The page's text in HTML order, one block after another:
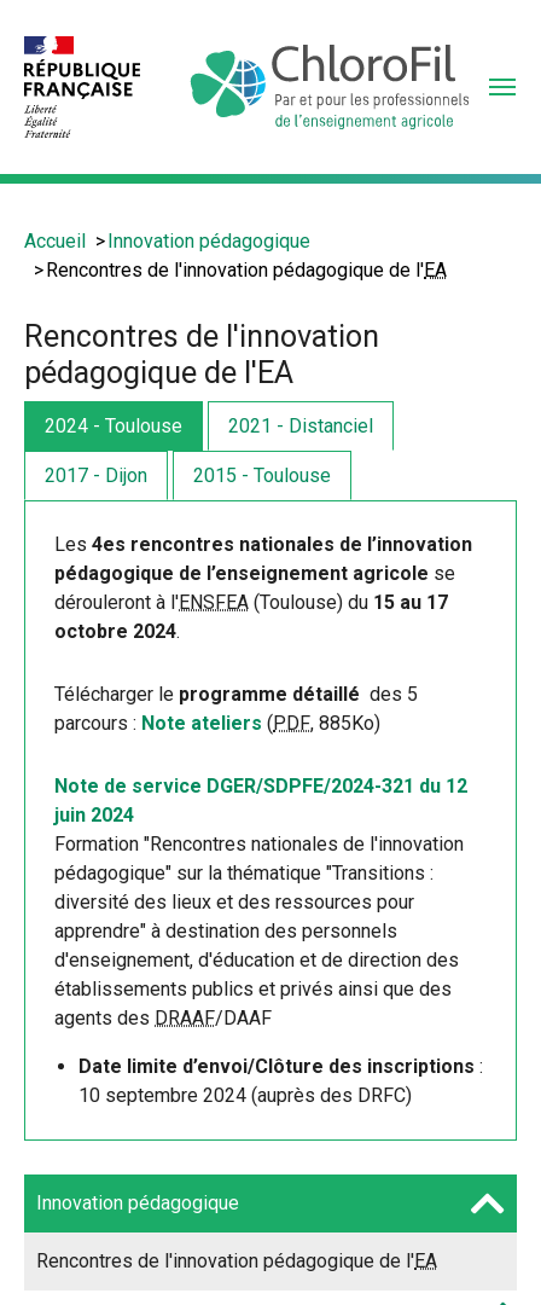
contenu
principal
Vous
êtes
Accueil
Innovation pédagogique
Rencontres de l'innovation pédagogique de l'EA
Rencontres de l'innovation
pédagogique de l'EA
2024 - Toulouse 2021 - Distanciel
2017 - Dijon 2015 - Toulouse
Les 4es rencontres nationales de l’innovation
pédagogique de l’enseignement agricole se
dérouleront à l'ENSFEA (Toulouse) du 15 au 17
octobre 2024.
Télécharger le programme détaillé des 5
parcours : Note ateliers (PDF, 885Ko)
Note de service DGER/SDPFE/2024-321 du 12
juin 2024
Formation "Rencontres nationales de l'innovation
pédagogique" sur la thématique "Transitions :
diversité des lieux et des ressources pour
apprendre" à destination des personnels
d'enseignement, d'éducation et de direction des
établissements publics et privés ainsi que des
agents des DRAAF/DAAF
Date limite d’envoi/Clôture des inscriptions :
10 septembre 2024 (auprès des DRFC)
Innovation pédagogique
Rencontres de l'innovation pédagogique de l'EA